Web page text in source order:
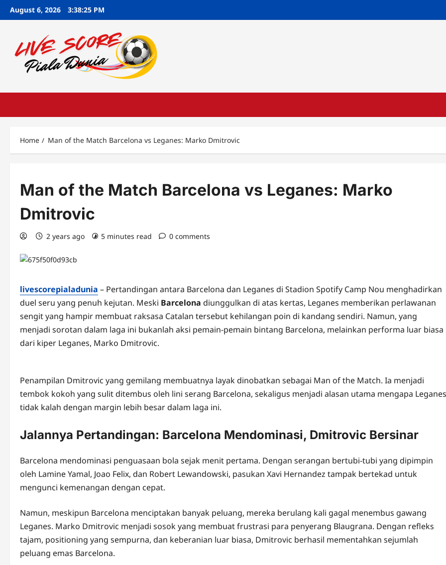
SkipAugust 6, 2026 3:38:25 PM
Home Man of the Match Barcelona vs Leganes: Marko Dmitrovic
Man of the Match Barcelona vs Leganes: Marko
Dmitrovic
2 years ago 5 minutes read 0 comments
livescorepialadunia – Pertandingan antara Barcelona dan Leganes di Stadion Spotify Camp Nou menghadirkan
duel seru yang penuh kejutan. Meski Barcelona diunggulkan di atas kertas, Leganes memberikan perlawanan
sengit yang hampir membuat raksasa Catalan tersebut kehilangan poin di kandang sendiri. Namun, yang
menjadi sorotan dalam laga ini bukanlah aksi pemain-pemain bintang Barcelona, melainkan performa luar biasa
dari kiper Leganes, Marko Dmitrovic.
Penampilan Dmitrovic yang gemilang membuatnya layak dinobatkan sebagai Man of the Match. Ia menjadi
tembok kokoh yang sulit ditembus oleh lini serang Barcelona, sekaligus menjadi alasan utama mengapa Leganes
tidak kalah dengan margin lebih besar dalam laga ini.
Jalannya Pertandingan: Barcelona Mendominasi, Dmitrovic Bersinar
Barcelona mendominasi penguasaan bola sejak menit pertama. Dengan serangan bertubi-tubi yang dipimpin
oleh Lamine Yamal, Joao Felix, dan Robert Lewandowski, pasukan Xavi Hernandez tampak bertekad untuk
mengunci kemenangan dengan cepat.
Namun, meskipun Barcelona menciptakan banyak peluang, mereka berulang kali gagal menembus gawang
Leganes. Marko Dmitrovic menjadi sosok yang membuat frustrasi para penyerang Blaugrana. Dengan refleks
tajam, positioning yang sempurna, dan keberanian luar biasa, Dmitrovic berhasil mementahkan sejumlah
peluang emas Barcelona.